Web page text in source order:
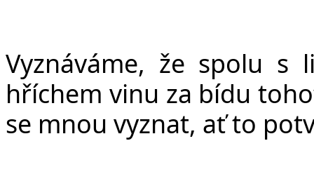
Vyznáváme, že spolu s
hříchem vinu za bídu
se mnou vyznat, ať to